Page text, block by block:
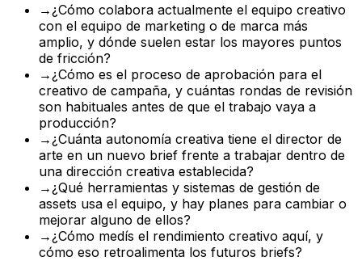
→ ¿Cómo colabora actualmente el equipo creativo
con el equipo de marketing o de marca más
amplio, y dónde suelen estar los mayores puntos
de fricción?
→ ¿Cómo es el proceso de aprobación para el
creativo de campaña, y cuántas rondas de revisión
son habituales antes de que el trabajo vaya a
producción?
→ ¿Cuánta autonomía creativa tiene el director de
arte en un nuevo brief frente a trabajar dentro de
una dirección creativa establecida?
→ ¿Qué herramientas y sistemas de gestión de
assets usa el equipo, y hay planes para cambiar o
mejorar alguno de ellos?
→ ¿Cómo medís el rendimiento creativo aquí, y
cómo eso retroalimenta los futuros briefs?